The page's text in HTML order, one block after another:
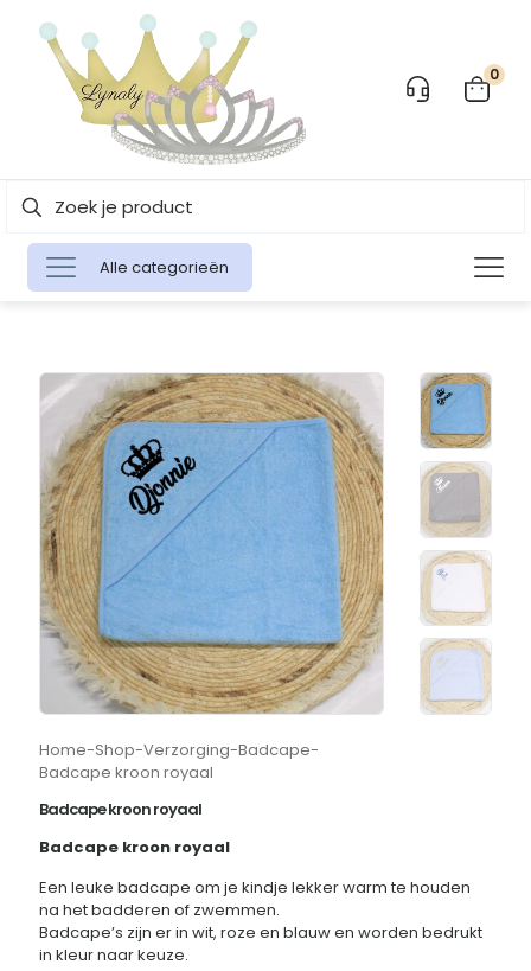
0
Alle categorieën
Home-Shop-Verzorging-Badcape-
Badcape kroon royaal
Badcape kroon royaal
Badcape kroon royaal
Een leuke badcape om je kindje lekker warm te houden
na het badderen of zwemmen.
Badcape’s zijn er in wit, roze en blauw en worden bedrukt
in kleur naar keuze.